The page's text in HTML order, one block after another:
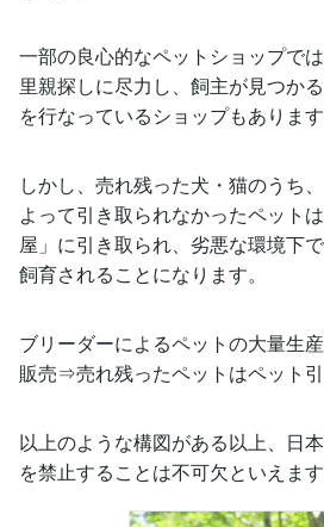
一部の良心的なペットショップで
里親探しに尽力し、飼主が見つか
を行なっているショップもあります
しかし、売れ残った犬・猫のうち
よって引き取られなかったペット
屋」に引き取られ、劣悪な環境下
飼育されることになります。
ブリーダーによるペットの大量生
販売⇒売れ残ったペットはペット
以上のような構図がある以上、日
を禁止することは不可欠といえます